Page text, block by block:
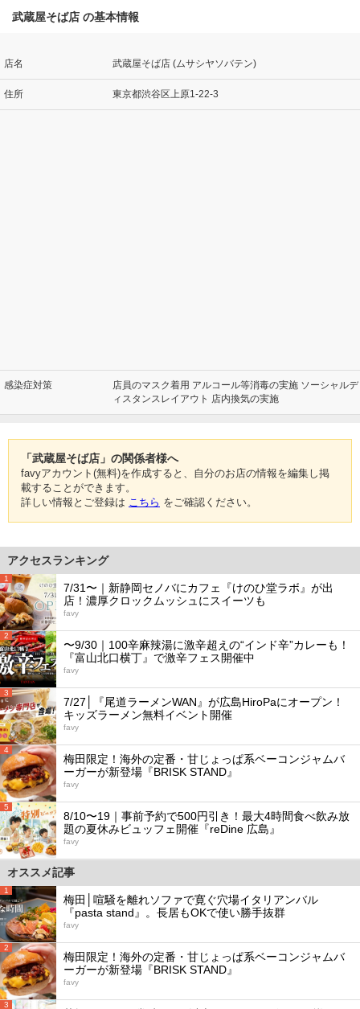
武蔵屋そば店 の基本情報
店名 武蔵屋そば店 (ムサシヤソバテン)
住所 東京都渋谷区上原1-22-3
感染症対策
店員のマスク着用 アルコール等消毒の実施 ソーシャルデ
ィスタンスレイアウト 店内換気の実施
「武蔵屋そば店」の関係者様へ
favyアカウント(無料)を作成すると、自分のお店の情報を編集し掲
載することができます。
詳しい情報とご登録は こちら をご確認ください。
アクセスランキング
1
7/31〜｜新静岡セノバにカフェ『けのひ堂ラボ』が出
店！濃厚クロックムッシュにスイーツも
favy
2
〜9/30｜100辛麻辣湯に激辛超えの“インド辛”カレーも！
『富山北口横丁』で激辛フェス開催中
favy
3
7/27│『尾道ラーメンWAN』が広島HiroPaにオープン！
キッズラーメン無料イベント開催
favy
4
梅田限定！海外の定番・甘じょっぱ系ベーコンジャムバ
ーガーが新登場『BRISK STAND』
favy
5
8/10〜19｜事前予約で500円引き！最大4時間食べ飲み放
題の夏休みビュッフェ開催『reDine 広島』
favy
オススメ記事
1
梅田│喧騒を離れソファで寛ぐ穴場イタリアンバル
『pasta stand』。長居もOKで使い勝手抜群
favy
2
梅田限定！海外の定番・甘じょっぱ系ベーコンジャムバ
ーガーが新登場『BRISK STAND』
favy
3